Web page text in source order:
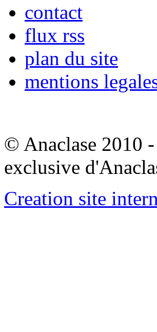
contact
flux rss
plan du site
mentions
© Anaclase 2010
exclusive
Creation site